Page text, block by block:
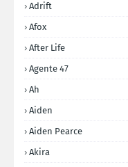
Adrift
Afox
After Life
Agente 47
Ah
Aiden
Aiden Pearce
Akira